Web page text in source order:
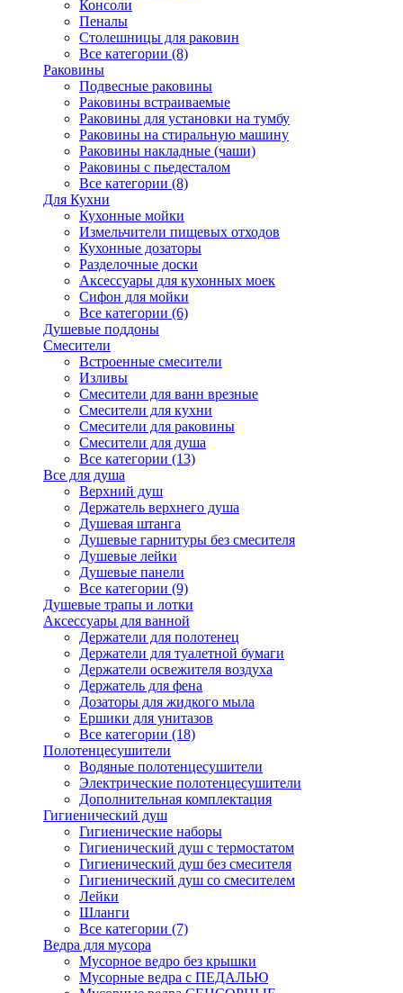
Консоли
Пеналы
Столешницы для раковин
Все категории (8)
Раковины
Подвесные раковины
Раковины встраиваемые
Раковины для установки на тумбу
Раковины на стиральную машину
Раковины накладные (чаши)
Раковины с пьедесталом
Все категории (8)
Для Кухни
Кухонные мойки
Измельчители пищевых отходов
Кухонные дозаторы
Разделочные доски
Аксессуары для кухонных моек
Сифон для мойки
Все категории (6)
Душевые поддоны
Смесители
Встроенные смесители
Изливы
Смесители для ванн врезные
Смесители для кухни
Смесители для раковины
Смесители для душа
Все категории (13)
Все для душа
Верхний душ
Держатель верхнего душа
Душевая штанга
Душевые гарнитуры без смесителя
Душевые лейки
Душевые панели
Все категории (9)
Душевые трапы и лотки
Аксессуары для ванной
Держатели для полотенец
Держатели для туалетной бумаги
Держатели освежителя воздуха
Держатель для фена
Дозаторы для жидкого мыла
Ершики для унитазов
Все категории (18)
Полотенцесушители
Водяные полотенцесушители
Электрические полотенцесушители
Дополнительная комплектация
Гигиенический душ
Гигиенические наборы
Гигиенический душ с термостатом
Гигиенический душ без смесителя
Гигиенический душ со смесителем
Лейки
Шланги
Все категории (7)
Ведра для мусора
Мусорное ведро без крышки
Мусорные ведра с ПЕДАЛЬЮ